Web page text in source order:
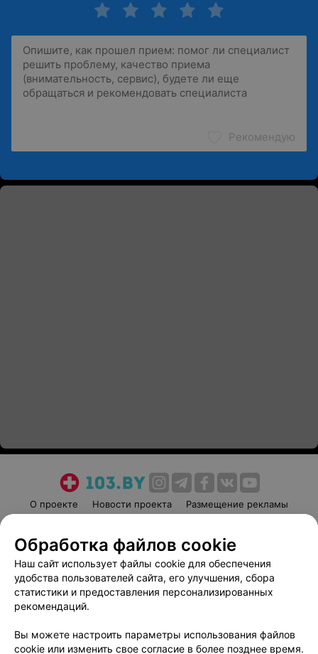
Рекомендую
О проекте Новости проекта
Размещение рекламы
Пользовательское соглашение
Способы оплаты
Вакансии
Партнеры
Написать руководителю 103.by
Обработка персональных данных
Обработка файлов cookie
Наш сайт использует файлы cookie для обеспечения
удобства пользователей сайта, его улучшения, сбора
статистики и предоставления персонализированных
рекомендаций.
Вы можете настроить параметры использования файлов
cookie или изменить свое согласие в более позднее время.